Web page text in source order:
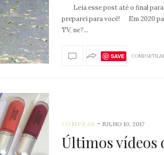
Leia esse post até o final para
preparei para você! Em 2020
TV, ne?...
SAVE
COMPRAS -JULHO 10, 2017
Últimos vídeos